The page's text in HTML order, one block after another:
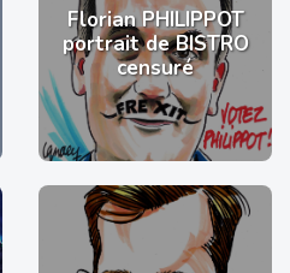
Florian PHILIPPOT
portrait de BISTRO
censuré